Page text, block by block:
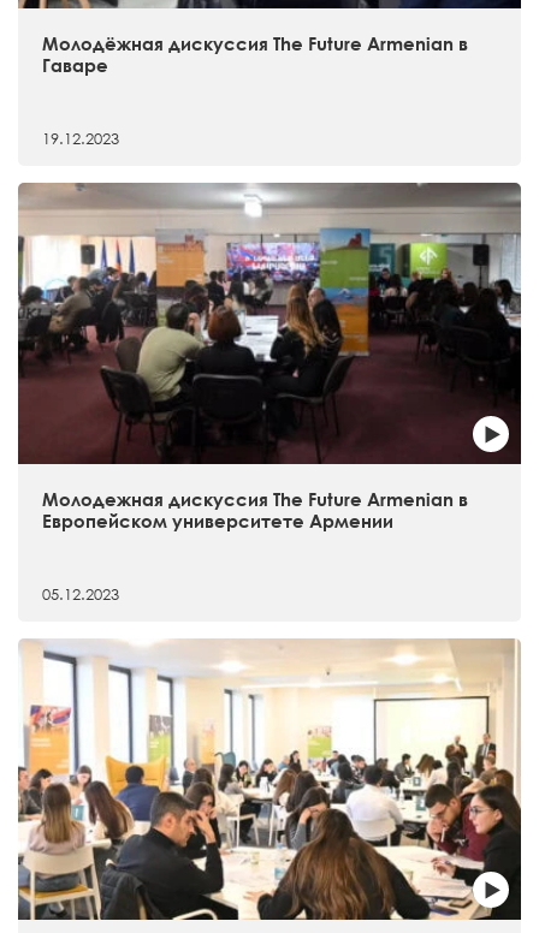
Молодёжная дискуссия The Future Armenian в
Гаваре
19.12.2023
Молодежная дискуссия The Future Armenian в
Европейском университете Армении
05.12.2023